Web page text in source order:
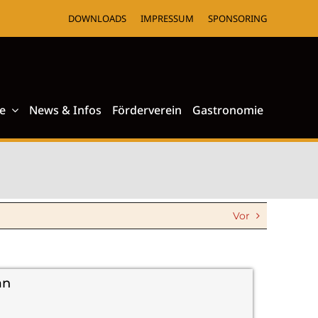
DOWNLOADS IMPRESSUM SPONSORING
News & Infos Förderverein Gastronomie
Vor